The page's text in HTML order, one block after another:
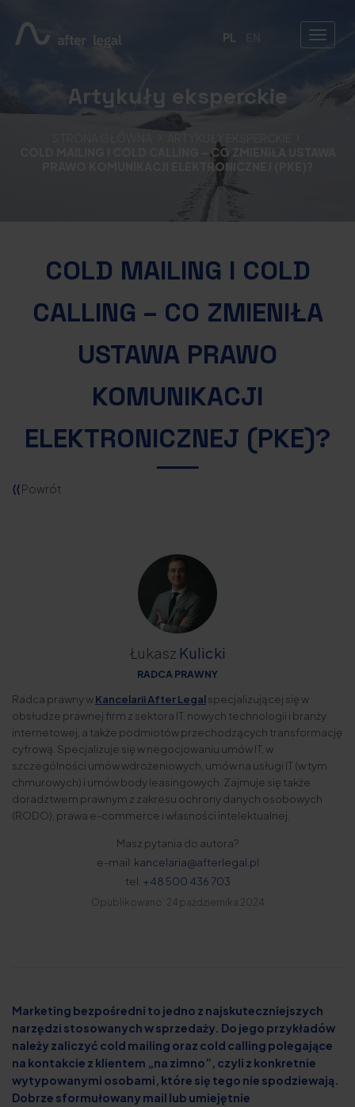
PL
Artykuły eksperckie
COLD MAILING I COLD CALLING – CO ZMIENIŁA USTAWA
PRAWO KOMUNIKACJI ELEKTRONICZNEJ (PKE)?
COLD MAILING I COLD
CALLING – CO ZMIENIŁA
USTAWA PRAWO
KOMUNIKACJI
ELEKTRONICZNEJ (PKE)?
⟨⟨Powrót
Łukasz Kulicki
RADCA PRAWNY
Radca prawny wKancelarii After Legalspecjalizującej się w
obsłudze prawnej firm z sektora IT, nowych technologii i branży
internetowej, a także podmiotów przechodzących transformację
cyfrową. Specjalizuje się w negocjowaniu umów IT, w
szczególności umów wdrożeniowych, umów na usługi IT (w tym
chmurowych) i umów body leasingowych. Zajmuje się także
doradztwem prawnym z zakresu ochrony danych osobowych
(RODO), prawa e-commerce i własności intelektualnej.
Masz pytania do autora?
e-mail: kancelaria@afterlegal.pl
tel. +48 500 436 703
Opublikowano: 24 października 2024
Marketing bezpośredni to jedno z najskuteczniejszych
narzędzi stosowanych w sprzedaży. Do jego przykładów
należy zaliczyć cold mailing oraz cold calling polegające
na kontakcie z klientem „na zimno”, czyli z konkretnie
wytypowanymi osobami, które się tego nie spodziewają.
Dobrze sformułowany mail lub umiejętnie